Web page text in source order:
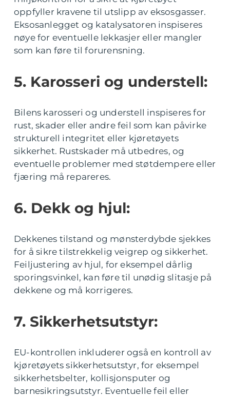
oppfyller kravene til utslipp av eksosgasser.
Eksosanlegget og katalysatoren inspiseres
nøye for eventuelle lekkasjer eller mangler
som kan føre til forurensning.
5. Karosseri og understell:
Bilens karosseri og understell inspiseres for
rust, skader eller andre feil som kan påvirke
strukturell integritet eller kjøretøyets
sikkerhet. Rustskader må utbedres, og
eventuelle problemer med støtdempere eller
fjæring må repareres.
6. Dekk og hjul:
Dekkenes tilstand og mønsterdybde sjekkes
for å sikre tilstrekkelig veigrep og sikkerhet.
Feiljustering av hjul, for eksempel dårlig
sporingsvinkel, kan føre til unødig slitasje på
dekkene og må korrigeres.
7. Sikkerhetsutstyr:
EU-kontrollen inkluderer også en kontroll av
kjøretøyets sikkerhetsutstyr, for eksempel
sikkerhetsbelter, kollisjonsputer og
barnesikringsutstyr. Eventuelle feil eller